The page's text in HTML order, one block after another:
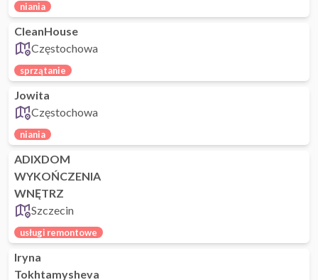
niania
CleanHouse
Częstochowa
sprzątanie
Jowita
Częstochowa
niania
ADIXDOM
WYKOŃCZENIA
WNĘTRZ
Szczecin
usługi remontowe
Iryna
Tokhtamysheva